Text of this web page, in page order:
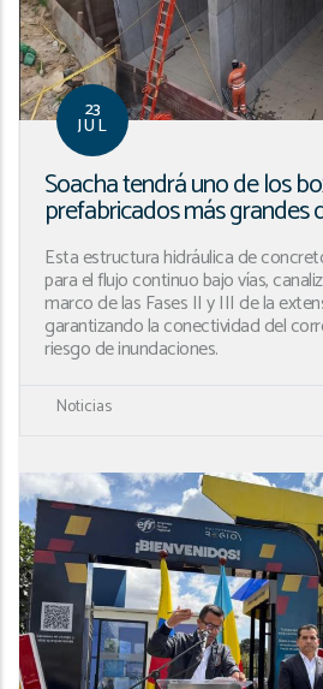
23
JUL
Soacha tendrá uno de los
prefabricados más grandes
Esta estructura hidráulica de
para el flujo continuo bajo vías,
marco de las Fases II y III de la
garantizando la conectividad del
riesgo de inundaciones.
Noticias